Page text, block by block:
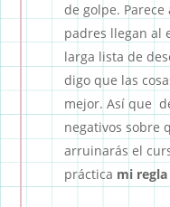
de golpe.
padres llegan al
larga lista de
digo que las
mejor. Así que
negativos sobre
arruinarás el
práctica mi